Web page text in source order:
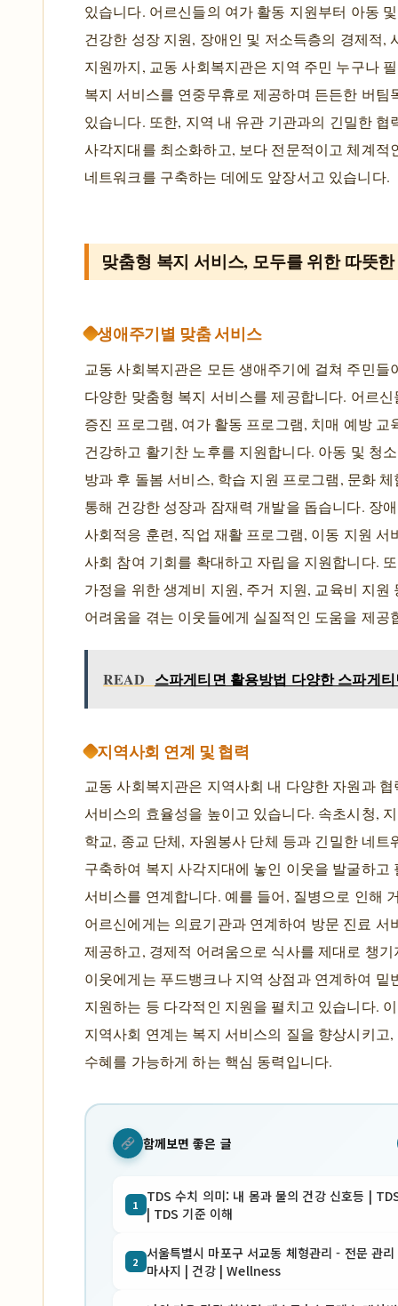
있습니다. 어르신들의 여가 활동 지원부터 아동
건강한 성장 지원, 장애인 및 저소득층의 경제적,
지원까지, 교동 사회복지관은 지역 주민 누구나
복지 서비스를 연중무휴로 제공하며 든든한 버팀
있습니다. 또한, 지역 내 유관 기관과의 긴밀한 협
사각지대를 최소화하고, 보다 전문적이고 체계적
네트워크를 구축하는 데에도 앞장서고 있습니다.
맞춤형 복지 서비스, 모두를 위한 따뜻
생애주기별 맞춤 서비스
교동 사회복지관은 모든 생애주기에 걸쳐 주민들
다양한 맞춤형 복지 서비스를 제공합니다. 어르
증진 프로그램, 여가 활동 프로그램, 치매 예방 교
건강하고 활기찬 노후를 지원합니다. 아동 및 청
방과 후 돌봄 서비스, 학습 지원 프로그램, 문화
통해 건강한 성장과 잠재력 개발을 돕습니다. 장
사회적응 훈련, 직업 재활 프로그램, 이동 지원 서
사회 참여 기회를 확대하고 자립을 지원합니다.
가정을 위한 생계비 지원, 주거 지원, 교육비 지원
어려움을 겪는 이웃들에게 실질적인 도움을 제공
READ 스파게티면 활용방법 다양한 스파게
지역사회 연계 및 협력
교동 사회복지관은 지역사회 내 다양한 자원과
서비스의 효율성을 높이고 있습니다. 속초시청,
학교, 종교 단체, 자원봉사 단체 등과 긴밀한 네트
구축하여 복지 사각지대에 놓인 이웃을 발굴하고
서비스를 연계합니다. 예를 들어, 질병으로 인해
어르신에게는 의료기관과 연계하여 방문 진료 서
제공하고, 경제적 어려움으로 식사를 제대로 챙
이웃에게는 푸드뱅크나 지역 상점과 연계하여 밑
지원하는 등 다각적인 지원을 펼치고 있습니다.
지역사회 연계는 복지 서비스의 질을 향상시키고
수혜를 가능하게 하는 핵심 동력입니다.
함께보면 좋은 글
1 TDS 수치 의미: 내 몸과 물의 건강 신호등 |
| TDS 기준 이해
2 서울특별시 마포구 서교동 체형관리 - 전문 관
마사지 | 건강 | Wellness